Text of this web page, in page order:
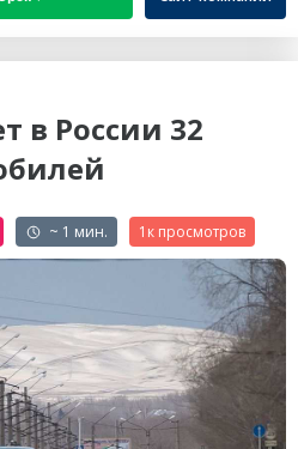
в России 32
~ 1 мин. 1к